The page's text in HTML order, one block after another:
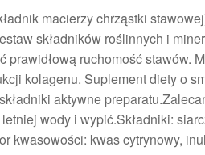
macierzy chrząstki
składników roślinnych i
ruchomość stawów.
kolagenu. Suplement diety o
aktywne
wody i wypić.Składniki:
kwasowości: kwas cytrynowy,